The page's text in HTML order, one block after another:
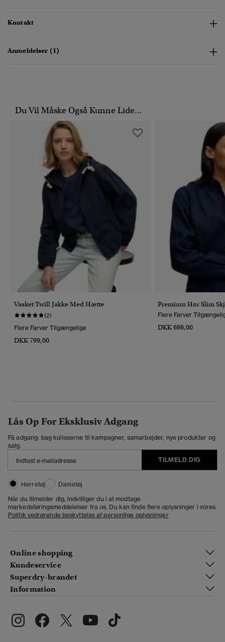
Kontakt
Anmeldelser (1)
Du Vil Måske Også Kunne Lide...
Vasket Twill Jakke Med Hætte
(2)
Flere Farver Tilgængelige
DKK 799,00
Premium Hør Slim
Flere Farver
DKK 699,00
Lås Op For Eksklusiv Adgang
Få adgang: bag kulisserne til kampagner, samarbejder, nye produkter og
salg.
TILMELD DIG
Herretøj
Dametøj
Når du tilmelder dig, indvilliger du i at modtage
markedsføringsmeddelelser fra os. Du kan finde flere oplysninger i vores
Politik vedrørende beskyttelse af personlige oplysninger
Online shopping
Kundeservice
Superdry-brandet
Information